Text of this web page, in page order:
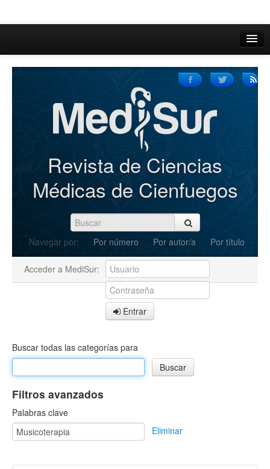
Inicio
Iniciar sesión
Registrarse
Revista de Ciencias
Médicas de Cienfuegos
Navegar por: Por número Por autor/a Por título
Acceder a MediSur:
Entrar
Buscar todas las categorías para
Filtros avanzados
Palabras clave
Eliminar